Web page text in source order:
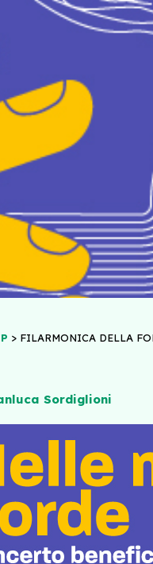
> FILARMONICA DELLA
Sordiglioni